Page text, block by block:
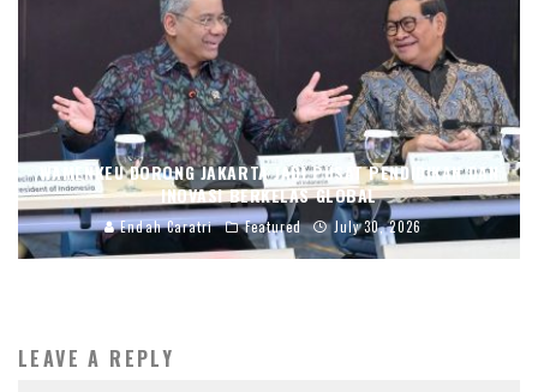
WAMENKEU DORONG JAKARTA JADI PUSAT PENDIDIKAN DAN
INOVASI BERKELAS GLOBAL
Endah Caratri Featured July 30, 2026
LEAVE A REPLY